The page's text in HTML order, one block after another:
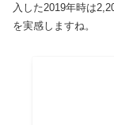
入した2019年時は
を実感しますね。